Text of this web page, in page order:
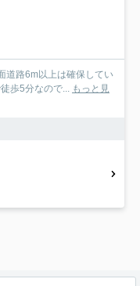
道路6m以上は確保してい
歩5分なので...
もっと見